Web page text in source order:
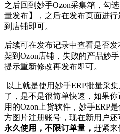
之后回到妙手Ozon采集箱，勾
量发布】，之后在发布页面进
到店铺即可。
后续可在发布记录中查看是否
架到 Ozon店铺，失败的产品妙
提示重新修改再发布即可。
以上就是使用妙手ERP批量采
了，是不是很简单快速， 如果你
用的Ozon 上货软件，妙手ERP
方图片注册账号，现在新用户还
永久使用，不限订单量， 赶紧来